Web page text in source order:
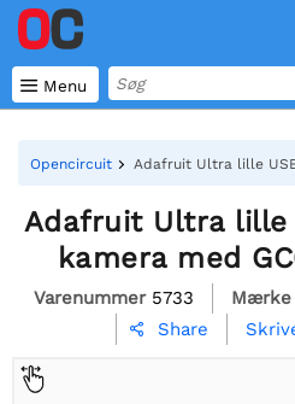
 Menu
Opencircuit Adafruit Ultra lille
Adafruit Ultra lille
kamera med
Varenummer 5733 Mærke
 Share